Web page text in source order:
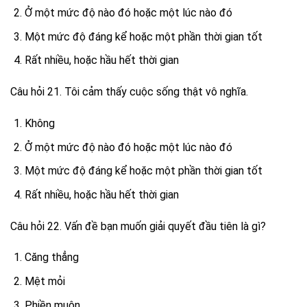
Ở một mức độ nào đó hoặc một lúc nào đó
Một mức độ đáng kể hoặc một phần thời gian tốt
Rất nhiều, hoặc hầu hết thời gian
Câu hỏi 21. Tôi cảm thấy cuộc sống thật vô nghĩa.
Không
Ở một mức độ nào đó hoặc một lúc nào đó
Một mức độ đáng kể hoặc một phần thời gian tốt
Rất nhiều, hoặc hầu hết thời gian
Câu hỏi 22. Vấn đề bạn muốn giải quyết đầu tiên là gì?
Căng thẳng
Mệt mỏi